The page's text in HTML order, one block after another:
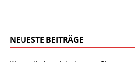
NEUESTE BEITRÄGE